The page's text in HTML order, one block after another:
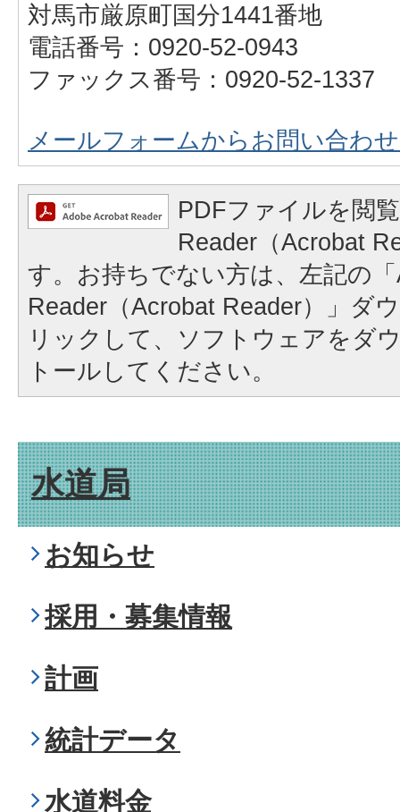
対馬市厳原町国分1441番地
電話番号：0920-52-0943
ファックス番号：0920-52-1337
メールフォームからお問い合わ
PDFファイルを閲
Reader（Acrobat
す。お持ちでない方は、左記の
Reader（Acrobat Reader）」ダ
リックして、ソフトウェアをダ
トールしてください。
水道局
お知らせ
採用・募集情報
計画
統計データ
水道料金